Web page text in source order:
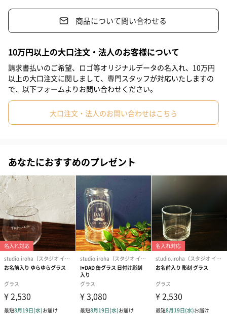
贈り主のお名前を彫刻できるお母さんのためのギフトです。母の
日に気持ちが伝わるギフトを制作しました。食洗機にも対応で
き、日常的にお使いいただけます。
fromより後にお名前を彫刻させていただきます。
ることがあります事ご了承くださいませ。文字はアルファベット
のみ、大文字でご入力いただいた場合もフォントの関係上最初の
文字以降は小文字になります。
母の日ギフトに
I♥MAMの想いと共にお子さんやあなたのお名前を入れてお母さん
にプレゼントはいかがでしょうか。
ラッピングも豊富にご用意！
商品について問い合わせる
10万円以上の大口注文・法人のお客様について
請求書払いのご希望、ロゴ等オリジナルデータの名入れ、10万円
以上の大口注文に関しまして、専門スタッフが対応いたしますの
で、以下フォームよりお問い合わせください。
大口注文・法人のお問い合わせはこちら
あなたにおすすめのプレゼント